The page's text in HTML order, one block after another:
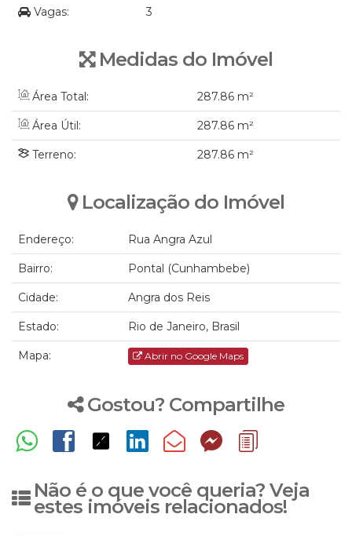
Vagas: 3
Medidas do Imóvel
Área Total: 287.86 m²
Área Útil: 287.86 m²
Terreno: 287.86 m²
Localização do Imóvel
Endereço: Rua Angra Azul
Bairro: Pontal (Cunhambebe)
Cidade: Angra dos Reis
Estado: Rio de Janeiro, Brasil
Mapa: Abrir no Google Maps
Gostou? Compartilhe
Não é o que você queria? Veja
estes imóveis relacionados!